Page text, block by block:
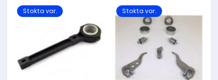
Stokta var. Stokta var.